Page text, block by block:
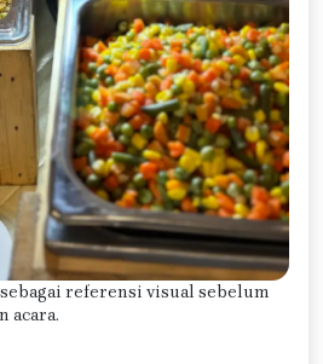
referensi visual sebelum
acara.